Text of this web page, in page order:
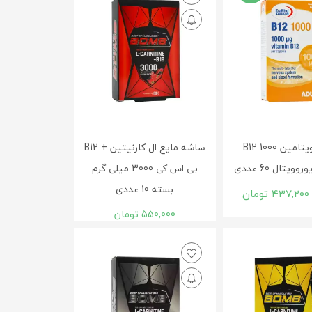
کپسول ویتامین B12 1000
60 عددی
437,200 تومان
ساشه مايع ال کارنيتين + B12
بی اس کی 3000 میلی گرم
بسته 10 عددی
550,000 تومان